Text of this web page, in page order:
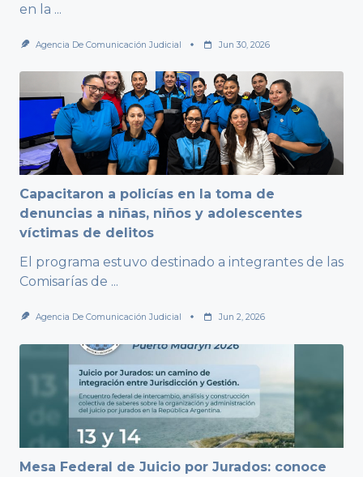
en la ...
Agencia De Comunicación Judicial Jun 30, 2026
Capacitaron a policías en la toma de
denuncias a niñas, niños y adolescentes
víctimas de delitos
El programa estuvo destinado a integrantes de las
Comisarías de ...
Agencia De Comunicación Judicial Jun 2, 2026
Mesa Federal de Juicio por Jurados: conoce